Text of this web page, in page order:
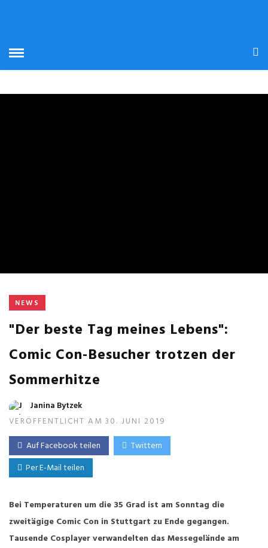
NEWS
"Der beste Tag meines Lebens":
Comic Con-Besucher trotzen der
Sommerhitze
Janina Bytzek
VERÖFFENTLICHT AM 30. JUNI 2019
Auf Facebook teilen
Twittern
Per E-Mail teilen
Bei Temperaturen um die 35 Grad ist am Sonntag die
zweitägige Comic Con in Stuttgart zu Ende gegangen.
Tausende Cosplayer verwandelten das Messegelände am